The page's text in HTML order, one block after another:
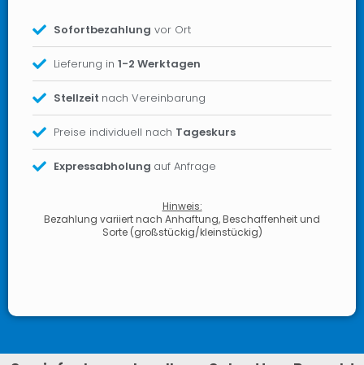
Sofortbezahlung vor Ort
Lieferung in1-2 Werktagen
Stellzeit nach Vereinbarung
Preise individuell nach Tageskurs
Expressabholung auf Anfrage
Hinweis:
Bezahlung variiert nach Anhaftung, Beschaffenheit und
Sorte (großstückig/kleinstückig)